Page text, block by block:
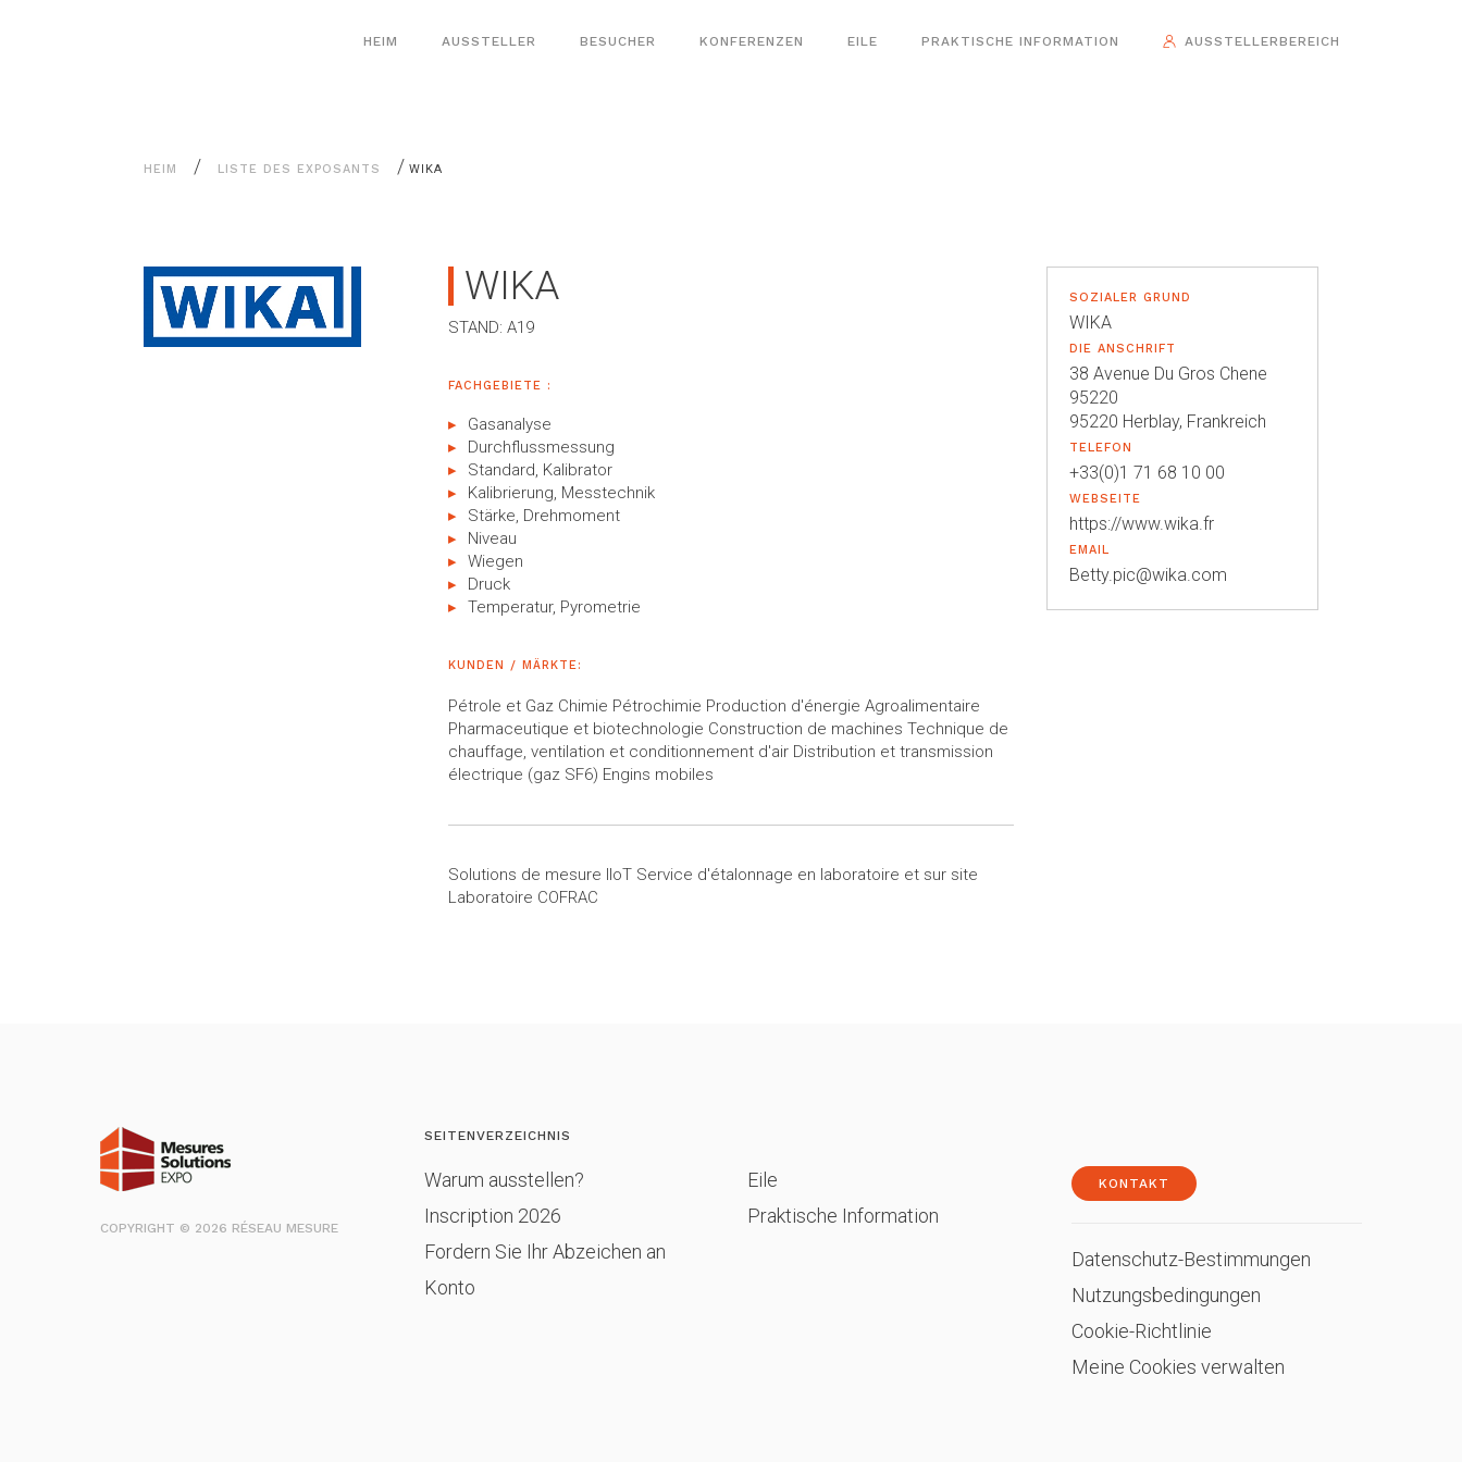
HEIM AUSSTELLER BESUCHER KONFERENZEN EILE PRAKTISCHE INFORMATION AUSSTELLERBEREICH
HEIM / LISTE DES EXPOSANTS / WIKA
WIKA
STAND: A19
FACHGEBIETE :
Gasanalyse
Durchflussmessung
Standard, Kalibrator
Kalibrierung, Messtechnik
Stärke, Drehmoment
Niveau
Wiegen
Druck
Temperatur, Pyrometrie
KUNDEN / MÄRKTE:
Pétrole et Gaz Chimie Pétrochimie Production d'énergie Agroalimentaire
Pharmaceutique et biotechnologie Construction de machines Technique de
chauffage, ventilation et conditionnement d'air Distribution et transmission
électrique (gaz SF6) Engins mobiles
Solutions de mesure IIoT Service d'étalonnage en laboratoire et sur site
Laboratoire COFRAC
SOZIALER GRUND
WIKA
DIE ANSCHRIFT
38 Avenue Du Gros Chene
95220
95220 Herblay, Frankreich
TELEFON
+33(0)1 71 68 10 00
WEBSEITE
https://www.wika.fr
EMAIL
Betty.pic@wika.com
COPYRIGHT © 2026 RÉSEAU MESURE
SEITENVERZEICHNIS
Warum ausstellen?
Inscription 2026
Fordern Sie Ihr Abzeichen an
Konto
Eile
Praktische Information
KONTAKT
Datenschutz-Bestimmungen
Nutzungsbedingungen
Cookie-Richtlinie
Meine Cookies verwalten